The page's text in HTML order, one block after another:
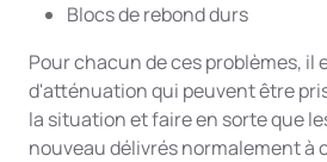
Blocs de rebond durs
Pour chacun de ces problèmes, il
d'atténuation qui peuvent être
la situation et faire en sorte que
nouveau délivrés normalement à